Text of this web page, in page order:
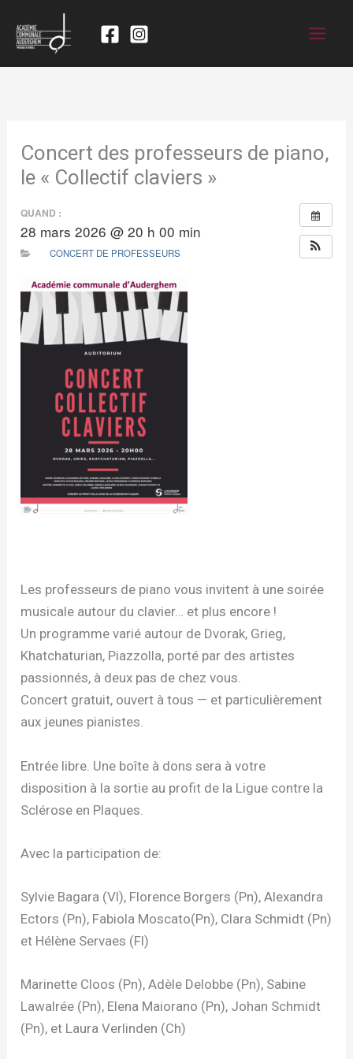
Concert des professeurs de piano,
le « Collectif claviers »
QUAND :
28 mars 2026 @ 20 h 00 min
CONCERT DE PROFESSEURS
Les professeurs de piano vous invitent à une soirée
musicale autour du clavier… et plus encore !
Un programme varié autour de Dvorak, Grieg,
Khatchaturian, Piazzolla, porté par des artistes
passionnés, à deux pas de chez vous.
Concert gratuit, ouvert à tous — et particulièrement
aux jeunes pianistes.
Entrée libre. Une boîte à dons sera à votre
disposition à la sortie au profit de la Ligue contre la
Sclérose en Plaques.
Avec la participation de:
Sylvie Bagara (Vl), Florence Borgers (Pn), Alexandra
Ectors (Pn), Fabiola Moscato(Pn), Clara Schmidt (Pn)
et Hélène Servaes (Fl)
Marinette Cloos (Pn), Adèle Delobbe (Pn), Sabine
Lawalrée (Pn), Elena Maiorano (Pn), Johan Schmidt
(Pn), et Laura Verlinden (Ch)